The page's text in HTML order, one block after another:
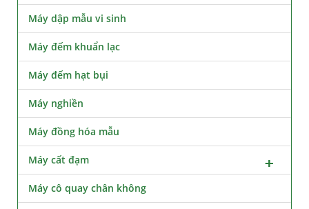
Máy dập mẫu vi sinh
Máy đếm khuẩn lạc
Máy đếm hạt bụi
Máy nghiền
Máy đồng hóa mẫu
Máy cất đạm
Máy cô quay chân không